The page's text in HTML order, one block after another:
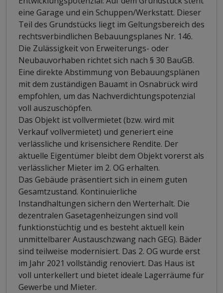
eine Garage und ein Schuppen/Werkstatt. Dieser
Teil des Grundstücks liegt im Geltungsbereich des
rechtsverbindlichen Bebauungsplanes Nr. 146.
Die Zulässigkeit von Erweiterungs- oder
Neubauvorhaben richtet sich nach § 30 BauGB.
Eine direkte Abstimmung von Bebauungsplänen
mit dem zuständigen Bauamt in Osnabrück wird
empfohlen, um das Nachverdichtungspotenzial
voll auszuschöpfen.
Das Objekt ist vollvermietet (bzw. wird mit
Verkauf vollvermietet) und generiert eine
verlässliche und krisensichere Rendite. Der
aktuelle Eigentümer bleibt dem Objekt vorerst als
verlässlicher Mieter im 2. OG erhalten.
Das Gebäude präsentiert sich in einem guten
Gesamtzustand. Kontinuierliche
Instandhaltungen sichern den Werterhalt. Die
dezentralen Gasetagenheizungen sind voll
funktionstüchtig und es besteht aktuell kein
unmittelbarer Austauschzwang nach GEG). Bäder
sind teilweise modernisiert. Das 2. OG wurde erst
im Jahr 2021 vollständig renoviert. Das Haus ist
voll unterkellert und bietet ideale Lagerräume für
Gewerbe und Mieter.